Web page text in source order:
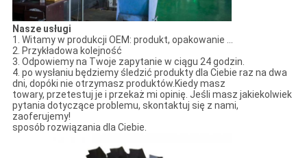
Nasze usługi
1. Witamy w produkcji OEM: produkt, opakowanie ...
2. Przykładowa kolejność
3. Odpowiemy na Twoje zapytanie w ciągu 24 godzin.
4. po wysłaniu będziemy śledzić produkty dla Ciebie raz na dwa
dni, dopóki nie otrzymasz produktów.Kiedy masz
towary, przetestuj je i przekaż mi opinię. Jeśli masz jakiekolwiek
pytania dotyczące problemu, skontaktuj się z nami,
zaoferujemy!
sposób rozwiązania dla Ciebie.